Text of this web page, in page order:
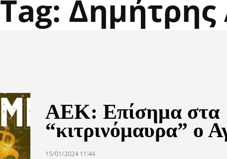
Tag:
ΑΕΚ: Επίσημα στα
“κιτρινόμαυρα” ο
15/01/2024 11:44